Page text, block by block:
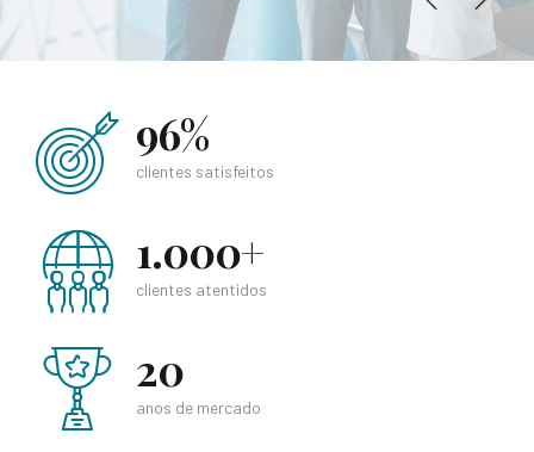
96%
clientes satisfeitos
1.000+
clientes atentidos
20
anos de mercado